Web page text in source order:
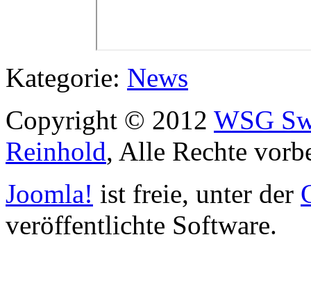
Kategorie: News
Copyright © 2012 WSG
Reinhold, Alle Rechte
Joomla! ist freie, unter der
veröffentlichte Software.